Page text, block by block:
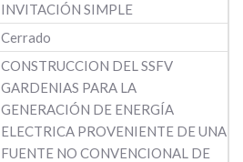
INVITACIÓN SIMPLE
Cerrado
CONSTRUCCION DEL SSFV
GARDENIAS PARA LA
GENERACIÓN DE ENERGÍA
ELECTRICA PROVENIENTE DE UNA
FUENTE NO CONVENCIONAL DE